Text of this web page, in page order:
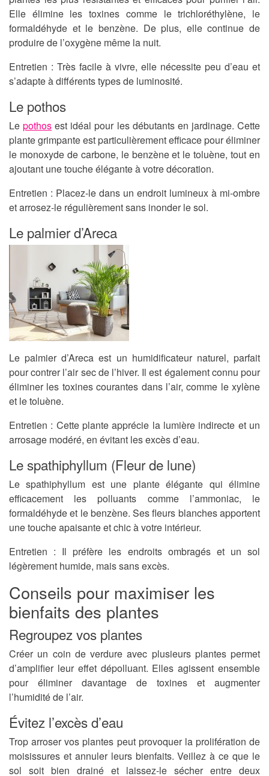
Elle élimine les toxines comme le trichloréthylène, le
formaldéhyde et le benzène. De plus, elle continue de
produire de l’oxygène même la nuit.
Entretien : Très facile à vivre, elle nécessite peu d’eau et
s’adapte à différents types de luminosité.
Le pothos
Lepothos est idéal pour les débutants en jardinage. Cette
plante grimpante est particulièrement efficace pour éliminer
le monoxyde de carbone, le benzène et le toluène, tout en
ajoutant une touche élégante à votre décoration.
Entretien : Placez-le dans un endroit lumineux à mi-ombre
et arrosez-le régulièrement sans inonder le sol.
Le palmier d’Areca
Le palmier d’Areca est un humidificateur naturel, parfait
pour contrer l’air sec de l’hiver. Il est également connu pour
éliminer les toxines courantes dans l’air, comme le xylène
et le toluène.
Entretien : Cette plante apprécie la lumière indirecte et un
arrosage modéré, en évitant les excès d’eau.
Le spathiphyllum (Fleur de lune)
Le spathiphyllum est une plante élégante qui élimine
efficacement les polluants comme l’ammoniac, le
formaldéhyde et le benzène. Ses fleurs blanches apportent
une touche apaisante et chic à votre intérieur.
Entretien : Il préfère les endroits ombragés et un sol
légèrement humide, mais sans excès.
Conseils pour maximiser les
bienfaits des plantes
Regroupez vos plantes
Créer un coin de verdure avec plusieurs plantes permet
d’amplifier leur effet dépolluant. Elles agissent ensemble
pour éliminer davantage de toxines et augmenter
l’humidité de l’air.
Évitez l’excès d’eau
Trop arroser vos plantes peut provoquer la prolifération de
moisissures et annuler leurs bienfaits. Veillez à ce que le
sol soit bien drainé et laissez-le sécher entre deux